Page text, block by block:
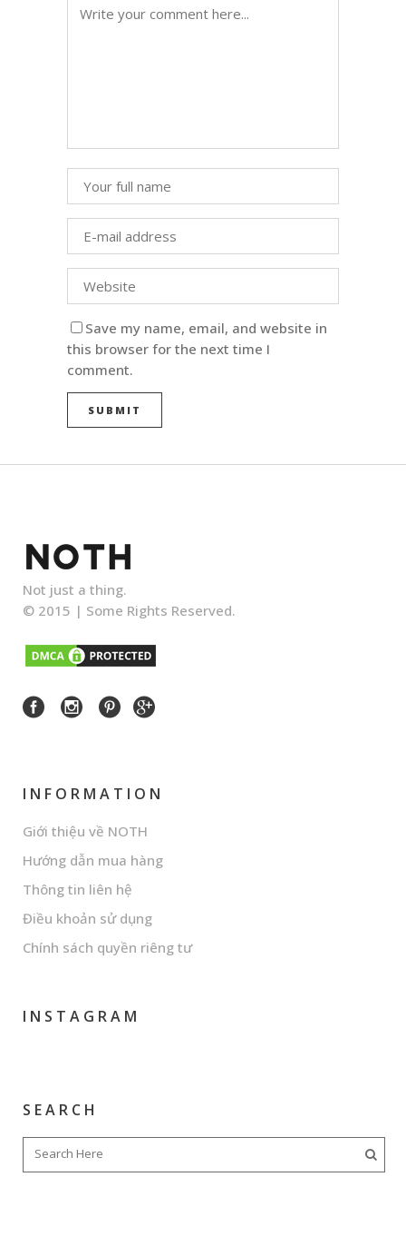
Save my name, email, and website in
this browser for the next time I
comment.
Not just a thing.
© 2015 | Some Rights Reserved.
INFORMATION
Giới thiệu về NOTH
Hướng dẫn mua hàng
Thông tin liên hệ
Điều khoản sử dụng
Chính sách quyền riêng tư
INSTAGRAM
SEARCH